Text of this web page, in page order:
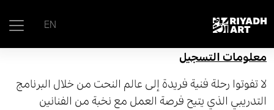
EN
معلومات التسجيل
لا تفوتوا رحلة فنية فريدة إلى عالم النحت من خلال البرنامج
التدريبي الذي يتيح فرصة العمل مع نخبة من الفنانين